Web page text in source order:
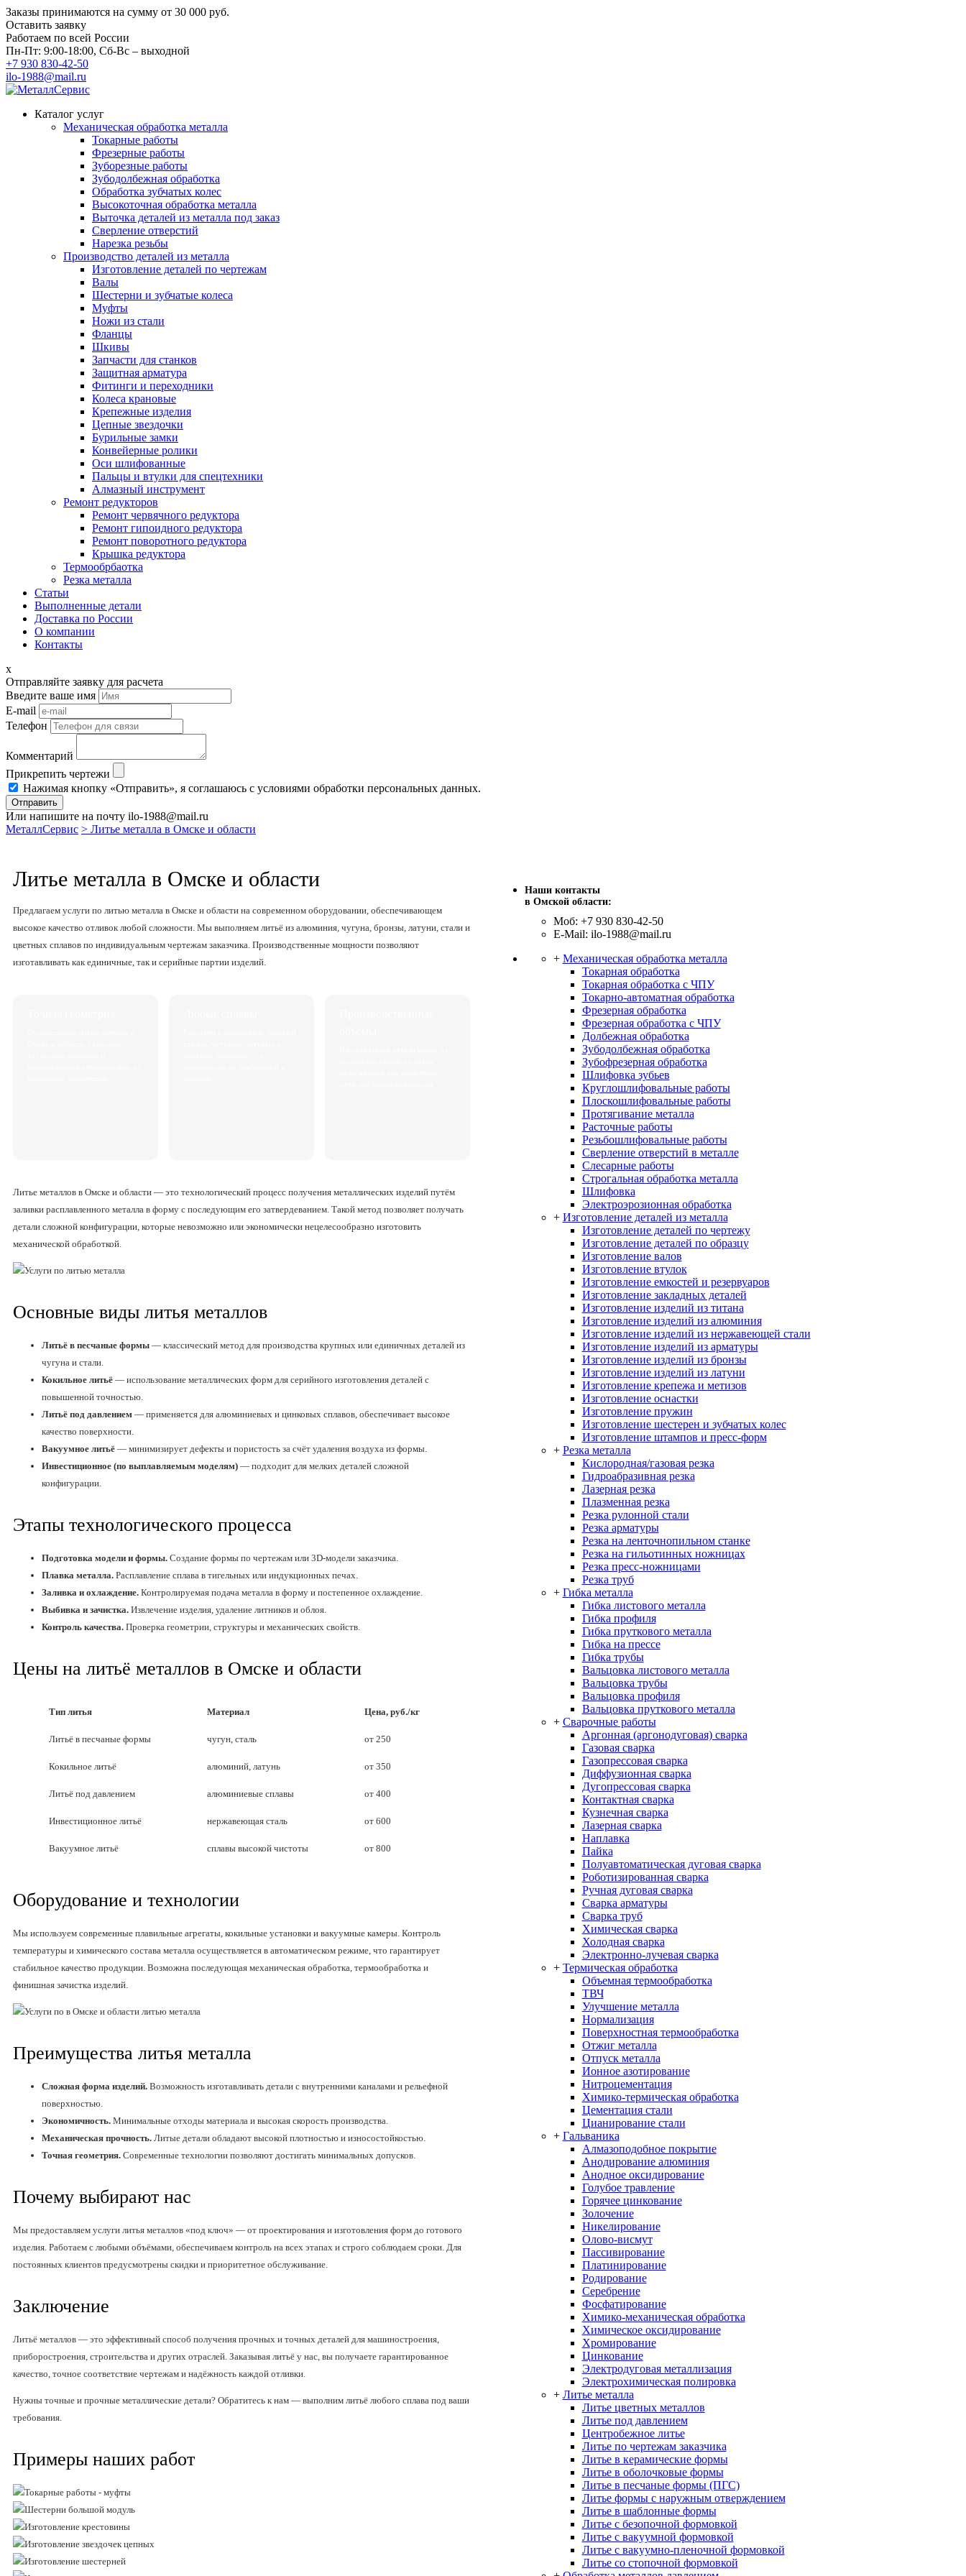
Заказы принимаются на сумму от 30 000 руб.
Оставить заявку
Работаем по всей России
Пн-Пт: 9:00-18:00, Сб-Вс – выходной
+7 930 830-42-50
ilo-1988@mail.ru
Каталог услуг
Механическая обработка металла
Токарные работы
Фрезерные работы
Зуборезные работы
Зубодолбежная обработка
Обработка зубчатых колес
Высокоточная обработка металла
Выточка деталей из металла под заказ
Сверление отверстий
Нарезка резьбы
Производство деталей из металла
Изготовление деталей по чертежам
Валы
Шестерни и зубчатые колеса
Муфты
Ножи из стали
Фланцы
Шкивы
Запчасти для станков
Защитная арматура
Фитинги и переходники
Колеса крановые
Крепежные изделия
Цепные звездочки
Бурильные замки
Конвейерные ролики
Оси шлифованные
Пальцы и втулки для спецтехники
Алмазный инструмент
Ремонт редукторов
Ремонт червячного редуктора
Ремонт гипоидного редуктора
Ремонт поворотного редуктора
Крышка редуктора
Термообрбаотка
Резка металла
Статьи
Выполненные детали
Доставка по России
О компании
Контакты
x
Отправляйте заявку для расчета
Введите ваше имя
E-mail
Телефон
Комментарий
Прикрепить чертежи
Нажимая кнопку «Отправить», я соглашаюсь с условиями обработки персональных данных.
Отправить
Или напишите на почту ilo-1988@mail.ru
МеталлСервис > Литье металла в Омске и области
Литье металла в Омске и области
Предлагаем услуги по литью металла в Омске и области на современном оборудовании, обеспечивающем
высокое качество отливок любой сложности. Мы выполняем литьё из алюминия, чугуна, бронзы, латуни, стали и
цветных сплавов по индивидуальным чертежам заказчика. Производственные мощности позволяют
изготавливать как единичные, так и серийные партии изделий.
Литье металлов в Омске и области — это технологический процесс получения металлических изделий путём
заливки расплавленного металла в форму с последующим его затвердеванием. Такой метод позволяет получать
детали сложной конфигурации, которые невозможно или экономически нецелесообразно изготовить
механической обработкой.
Основные виды литья металлов
Литьё в песчаные формы — классический метод для производства крупных или единичных деталей из
чугуна и стали.
Кокильное литьё — использование металлических форм для серийного изготовления деталей с
повышенной точностью.
Литьё под давлением — применяется для алюминиевых и цинковых сплавов, обеспечивает высокое
качество поверхности.
Вакуумное литьё — минимизирует дефекты и пористость за счёт удаления воздуха из формы.
Инвестиционное (по выплавляемым моделям) — подходит для мелких деталей сложной
конфигурации.
Этапы технологического процесса
Подготовка модели и формы. Создание формы по чертежам или 3D-модели заказчика.
Плавка металла. Расплавление сплава в тигельных или индукционных печах.
Заливка и охлаждение. Контролируемая подача металла в форму и постепенное охлаждение.
Выбивка и зачистка. Извлечение изделия, удаление литников и облоя.
Контроль качества. Проверка геометрии, структуры и механических свойств.
Цены на литьё металлов в Омске и области
Тип литья Материал Цена, руб./кг
Литьё в песчаные формы чугун, сталь от 250
Кокильное литьё алюминий, латунь от 350
Литьё под давлением алюминиевые сплавы от 400
Инвестиционное литьё нержавеющая сталь от 600
Вакуумное литьё сплавы высокой чистоты от 800
Оборудование и технологии
Мы используем современные плавильные агрегаты, кокильные установки и вакуумные камеры. Контроль
температуры и химического состава металла осуществляется в автоматическом режиме, что гарантирует
стабильное качество продукции. Возможна последующая механическая обработка, термообработка и
финишная зачистка изделий.
Преимущества литья металла
Сложная форма изделий. Возможность изготавливать детали с внутренними каналами и рельефной
поверхностью.
Экономичность. Минимальные отходы материала и высокая скорость производства.
Механическая прочность. Литые детали обладают высокой плотностью и износостойкостью.
Точная геометрия. Современные технологии позволяют достигать минимальных допусков.
Почему выбирают нас
Мы предоставляем услуги литья металлов «под ключ» — от проектирования и изготовления форм до готового
изделия. Работаем с любыми объёмами, обеспечиваем контроль на всех этапах и строго соблюдаем сроки. Для
постоянных клиентов предусмотрены скидки и приоритетное обслуживание.
Заключение
Литьё металлов — это эффективный способ получения прочных и точных деталей для машиностроения,
приборостроения, строительства и других отраслей. Заказывая литьё у нас, вы получаете гарантированное
качество, точное соответствие чертежам и надёжность каждой отливки.
Нужны точные и прочные металлические детали? Обратитесь к нам — выполним литьё любого сплава под ваши
требования.
Примеры наших работ
Наши контакты
в Омской области:
Моб: +7 930 830-42-50
E-Mail: ilo-1988@mail.ru
+ Механическая обработка металла
Токарная обработка
Токарная обработка с ЧПУ
Токарно-автоматная обработка
Фрезерная обработка
Фрезерная обработка c ЧПУ
Долбежная обработка
Зубодолбежная обработка
Зубофрезерная обработка
Шлифовка зубьев
Круглошлифовальные работы
Плоскошлифовальные работы
Протягивание металла
Расточные работы
Резьбошлифовальные работы
Сверление отверстий в металле
Слесарные работы
Строгальная обработка металла
Шлифовка
Электроэрозионная обработка
+ Изготовление деталей из металла
Изготовление деталей по чертежу
Изготовление деталей по образцу
Изготовление валов
Изготовление втулок
Изготовление емкостей и резервуаров
Изготовление закладных деталей
Изготовление изделий из титана
Изготовление изделий из алюминия
Изготовление изделий из нержавеющей стали
Изготовление изделий из арматуры
Изготовление изделий из бронзы
Изготовление изделий из латуни
Изготовление крепежа и метизов
Изготовление оснастки
Изготовление пружин
Изготовление шестерен и зубчатых колес
Изготовление штампов и пресс-форм
+ Резка металла
Кислородная/газовая резка
Гидроабразивная резка
Лазерная резка
Плазменная резка
Резка рулонной стали
Резка арматуры
Резка на ленточнопильном станке
Резка на гильотинных ножницах
Резка пресс-ножницами
Резка труб
+ Гибка металла
Гибка листового металла
Гибка профиля
Гибка пруткового металла
Гибка на прессе
Гибка трубы
Вальцовка листового металла
Вальцовка трубы
Вальцовка профиля
Вальцовка пруткового металла
+ Сварочные работы
Аргонная (аргонодуговая) сварка
Газовая сварка
Газопрессовая сварка
Диффузионная сварка
Дугопрессовая сварка
Контактная сварка
Кузнечная сварка
Лазерная сварка
Наплавка
Пайка
Полуавтоматическая дуговая сварка
Роботизированная сварка
Ручная дуговая сварка
Сварка арматуры
Сварка труб
Химическая сварка
Холодная сварка
Электронно-лучевая сварка
+ Термическая обработка
Объемная термообработка
ТВЧ
Улучшение металла
Нормализация
Поверхностная термообработка
Отжиг металла
Отпуск металла
Ионное азотирование
Нитроцементация
Химико-термическая обработка
Цементация стали
Цианирование стали
+ Гальваника
Алмазоподобное покрытие
Анодирование алюминия
Анодное оксидирование
Голубое травление
Горячее цинкование
Золочение
Никелирование
Олово-висмут
Пассивирование
Платинирование
Родирование
Серебрение
Фосфатирование
Химико-механическая обработка
Химическое оксидирование
Хромирование
Цинкование
Электродуговая металлизация
Электрохимическая полировка
+ Литье металла
Литье цветных металлов
Литье под давлением
Центробежное литье
Литье по чертежам заказчика
Литье в керамические формы
Литье в оболочковые формы
Литье в песчаные формы (ПГС)
Литье формы с наружным отверждением
Литье в шаблонные формы
Литье с безопочной формовкой
Литье с вакуумной формовкой
Литье с вакуумно-пленочной формовкой
Литье со стопочной формовкой